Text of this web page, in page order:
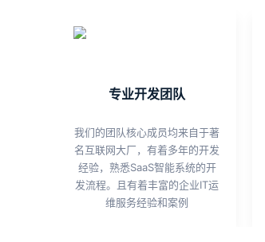
专业开发团队
我们的团队核心成员均来自于著
名互联网大厂，有着多年的开发
经验，熟悉SaaS智能系统的开
发流程。且有着丰富的企业IT运
维服务经验和案例